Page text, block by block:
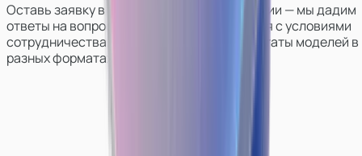
Оставь заявку в телеграм боте нашей студии — мы дадим
ответы на вопросы, поможем определиться с условиями
сотрудничества, покажем работу и результаты моделей в
разных форматах.